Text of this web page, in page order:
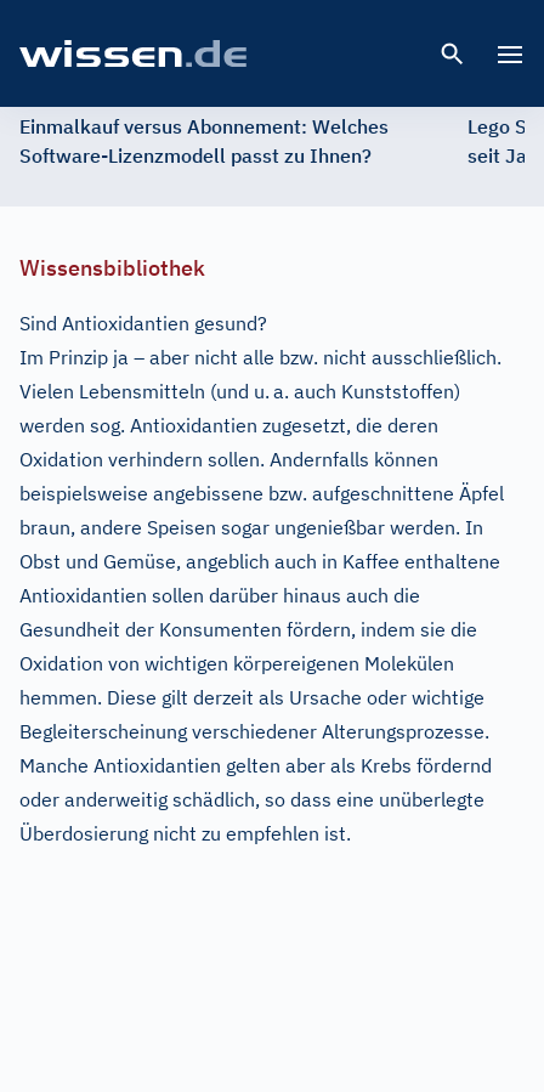
Einmalkauf versus Abonnement: Welches
Software-Lizenzmodell passt zu Ihnen?
Lego
seit
Wissensbibliothek
Sind Antioxidantien gesund?
Im Prinzip ja – aber nicht alle bzw. nicht ausschließlich.
Vielen Lebensmitteln (und u. a. auch Kunststoffen)
werden sog. Antioxidantien zugesetzt, die deren
Oxidation verhindern sollen. Andernfalls können
beispielsweise angebissene bzw. aufgeschnittene Äpfel
braun, andere Speisen sogar ungenießbar werden. In
Obst und Gemüse, angeblich auch in Kaffee enthaltene
Antioxidantien sollen darüber hinaus auch die
Gesundheit der Konsumenten fördern, indem sie die
Oxidation von wichtigen körpereigenen Molekülen
hemmen. Diese gilt derzeit als Ursache oder wichtige
Begleiterscheinung verschiedener Alterungsprozesse.
Manche Antioxidantien gelten aber als Krebs fördernd
oder anderweitig schädlich, so dass eine unüberlegte
Überdosierung nicht zu empfehlen ist.